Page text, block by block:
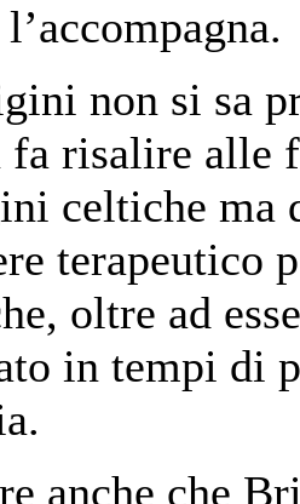
non si sa
fa risalire alle
celtiche ma
terapeutico
oltre ad
in tempi di
anche che